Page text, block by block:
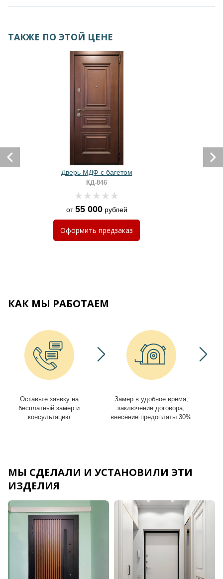
ТАКЖЕ ПО ЭТОЙ ЦЕНЕ
Дверь МДФ с багетом
КД-846
от55 000рублей
Оформить предзаказ
КАК МЫ РАБОТАЕМ
Оставьте заявку на
бесплатный замер и
консультацию
Замер в удобное время,
заключение договора,
внесение предоплаты 30%
МЫ СДЕЛАЛИ И УСТАНОВИЛИ ЭТИ
ИЗДЕЛИЯ